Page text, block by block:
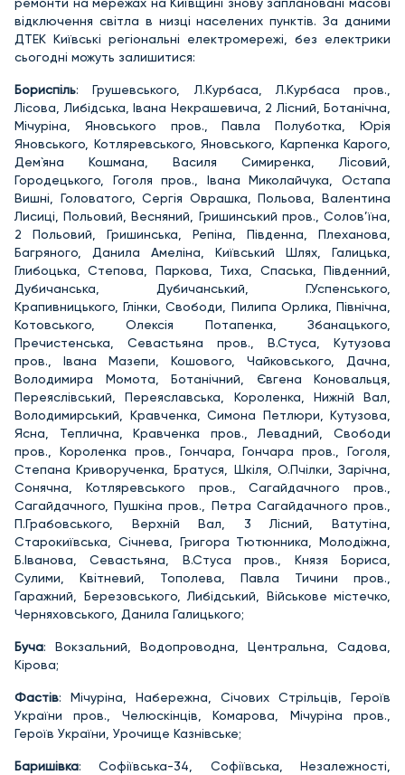
ремонти на мережах на Київщині знову заплановані масові
відключення світла в низці населених пунктів. За даними
ДТЕК Київські регіональні електромережі, без електрики
сьогодні можуть залишитися:
Бориспіль: Грушевського, Л.Курбаса, Л.Курбаса пров.,
Лісова, Либідська, Івана Некрашевича, 2 Лісний, Ботанічна,
Мічуріна, Яновського пров., Павла Полуботка, Юрія
Яновського, Котляревського, Яновського, Карпенка Карого,
Дем`яна Кошмана, Василя Симиренка, Лісовий,
Городецького, Гоголя пров., Івана Миколайчука, Остапа
Вишні, Головатого, Сергія Оврашка, Польова, Валентина
Лисиці, Польовий, Весняний, Гришинський пров., Солов’їна,
2 Польовий, Гришинська, Репіна, Південна, Плеханова,
Багряного, Данила Амеліна, Київський Шлях, Галицька,
Глибоцька, Степова, Паркова, Тиха, Спаська, Південний,
Дубичанська, Дубичанський, Г.Успенського,
Крапивницького, Глінки, Свободи, Пилипа Орлика, Північна,
Котовського, Олексія Потапенка, Збанацького,
Пречистенська, Севастьяна пров., В.Стуса, Кутузова
пров., Івана Мазепи, Кошового, Чайковського, Дачна,
Володимира Момота, Ботанічний, Євгена Коновальця,
Переяслівський, Переяславська, Короленка, Нижній Вал,
Володимирський, Кравченка, Симона Петлюри, Кутузова,
Ясна, Теплична, Кравченка пров., Левадний, Свободи
пров., Короленка пров., Гончара, Гончара пров., Гоголя,
Степана Криворученка, Братуся, Шкіля, О.Пчілки, Зарічна,
Сонячна, Котляревського пров., Сагайдачного пров.,
Сагайдачного, Пушкіна пров., Петра Сагайдачного пров.,
П.Грабовського, Верхній Вал, 3 Лісний, Ватутіна,
Старокиївська, Січнева, Григора Тютюнника, Молодіжна,
Б.Іванова, Севастьяна, В.Стуса пров., Князя Бориса,
Сулими, Квітневий, Тополева, Павла Тичини пров.,
Гаражний, Березовського, Либідський, Військове містечко,
Черняховського, Данила Галицького;
Буча: Вокзальний, Водопроводна, Центральна, Садова,
Кірова;
Фастів: Мічуріна, Набережна, Січових Стрільців, Героїв
України пров., Челюскінців, Комарова, Мічуріна пров.,
Героїв України, Урочище Казнівське;
Баришівка: Софіївська-34, Софіївська, Незалежності,